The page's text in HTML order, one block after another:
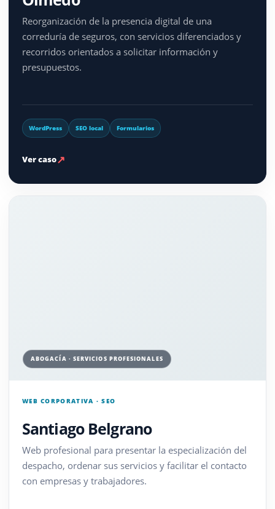
Reorganización de la presencia digital de una
correduría de seguros, con servicios diferenciados y
recorridos orientados a solicitar información y
presupuestos.
WordPress SEO local Formularios
Ver caso↗
ABOGACÍA · SERVICIOS PROFESIONALES
WEB CORPORATIVA · SEO
Santiago Belgrano
Web profesional para presentar la especialización del
despacho, ordenar sus servicios y facilitar el contacto
con empresas y trabajadores.